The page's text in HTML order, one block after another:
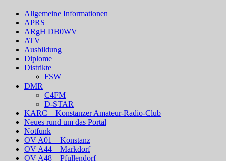
Allgemeine Informationen
APRS
ARgH DB0WV
ATV
Ausbildung
Diplome
Distrikte
FSW
DMR
C4FM
D-STAR
KARC – Konstanzer Amateur-Radio-Club
Neues rund um das Portal
Notfunk
OV A01 – Konstanz
OV A44 – Markdorf
OV A48 – Pfullendorf